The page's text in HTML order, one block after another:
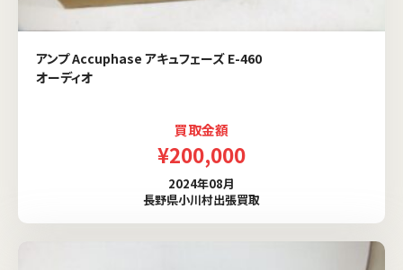
アンプ Accuphase アキュフェーズ E-460
オーディオ
買取金額
¥200,000
2024年08月
長野県小川村出張買取